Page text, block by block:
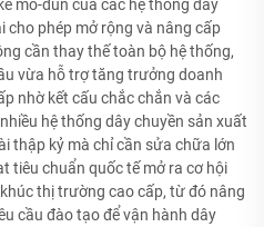
mô-đun của các hệ thống dây
cho phép mở rộng và nâng cấp
cần thay thế toàn bộ hệ thống,
vừa hỗ trợ tăng trưởng doanh
nhờ kết cấu chắc chắn và các
hệ thống dây chuyền sản xuất
thập kỷ mà chỉ cần sửa chữa lớn
tiêu chuẩn quốc tế mở ra cơ hội
thị trường cao cấp, từ đó nâng
cầu đào tạo để vận hành dây